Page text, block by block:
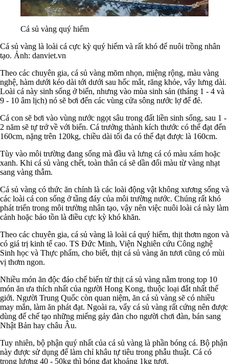
Cá sủ vàng quý hiếm
Cá sủ vàng là loài cá cực kỳ quý hiếm và rất khó để nuôi trồng nhân
tạo. Ảnh: danviet.vn
Theo các chuyên gia, cá sủ vàng mõm nhọn, miệng rộng, màu vàng
nghệ, hàm dưới kéo dài tới dưới sau hốc mắt, răng khỏe, vây lưng dài.
Loài cá này sinh sống ở biển, nhưng vào mùa sinh sản (tháng 1 - 4 và
9 - 10 âm lịch) nó sẽ bơi đến các vùng cửa sông nước lợ để đẻ.
Cá con sẽ bơi vào vùng nước ngọt sâu trong đất liền sinh sống, sau 1 -
2 năm sẽ tự trở về với biển. Cá trưởng thành kích thước có thể đạt đến
160cm, nặng trên 120kg, chiều dài tối đa có thể đạt được là 160cm.
Tùy vào môi trường đang sống mà đầu và lưng cá có màu xám hoặc
xanh. Khi cá sủ vàng chết, toàn thân cá sẽ dần đổi màu từ vàng nhạt
sang vàng thẫm.
Cá sủ vàng có thức ăn chính là các loài động vật không xương sống và
các loài cá con sống ở tầng đáy của môi trường nước. Chúng rất khó
phát triển trong môi trường nhân tạo, vậy nên việc nuôi loài cá này làm
cảnh hoặc bảo tồn là điều cực kỳ khó khăn.
Theo các chuyên gia, cá sủ vàng là loài cá quý hiếm, thịt thơm ngon và
có giá trị kinh tế cao. TS Đức Minh, Viện Nghiên cứu Công nghệ
Sinh học và Thực phẩm, cho biết, thịt cá sủ vàng ăn tươi cũng có mùi
vị thơm ngon.
Nhiều món ăn độc đáo chế biến từ thịt cá sủ vàng nằm trong top 10
món ăn ưa thích nhất của người Hong Kong, thuộc loại đắt nhất thế
giới. Người Trung Quốc còn quan niệm, ăn cá sủ vàng sẽ có nhiều
may mắn, làm ăn phát đạt. Ngoài ra, vẩy cá sủ vàng rất cứng nên được
dùng để chế tạo những miếng gảy đàn cho người chơi đàn, bán sang
Nhật Bản hay châu Âu.
Tuy nhiên, bộ phận quý nhất của cá sủ vàng là phần bóng cá. Bộ phận
này được sử dụng để làm chỉ khâu tự tiêu trong phẫu thuật. Cá có
trọng lượng 40 - 50kg thì bóng đạt khoảng 1kg tươi.